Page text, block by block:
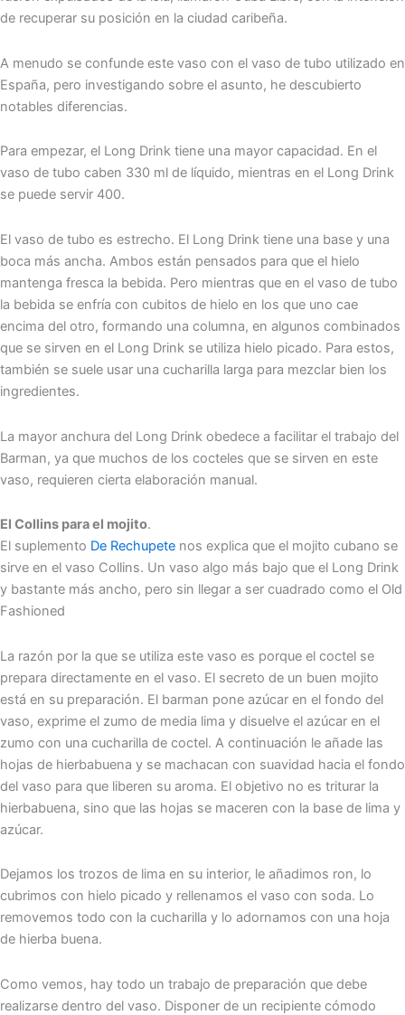
de recuperar su posición en la ciudad caribeña.
A menudo se confunde este vaso con el vaso de tubo utilizado en
España, pero investigando sobre el asunto, he descubierto
notables diferencias.
Para empezar, el Long Drink tiene una mayor capacidad. En el
vaso de tubo caben 330 ml de líquido, mientras en el Long Drink
se puede servir 400.
El vaso de tubo es estrecho. El Long Drink tiene una base y una
boca más ancha. Ambos están pensados para que el hielo
mantenga fresca la bebida. Pero mientras que en el vaso de tubo
la bebida se enfría con cubitos de hielo en los que uno cae
encima del otro, formando una columna, en algunos combinados
que se sirven en el Long Drink se utiliza hielo picado. Para estos,
también se suele usar una cucharilla larga para mezclar bien los
ingredientes.
La mayor anchura del Long Drink obedece a facilitar el trabajo del
Barman, ya que muchos de los cocteles que se sirven en este
vaso, requieren cierta elaboración manual.
El Collins para el mojito.
El suplemento De Rechupete nos explica que el mojito cubano se
sirve en el vaso Collins. Un vaso algo más bajo que el Long Drink
y bastante más ancho, pero sin llegar a ser cuadrado como el Old
Fashioned
La razón por la que se utiliza este vaso es porque el coctel se
prepara directamente en el vaso. El secreto de un buen mojito
está en su preparación. El barman pone azúcar en el fondo del
vaso, exprime el zumo de media lima y disuelve el azúcar en el
zumo con una cucharilla de coctel. A continuación le añade las
hojas de hierbabuena y se machacan con suavidad hacia el fondo
del vaso para que liberen su aroma. El objetivo no es triturar la
hierbabuena, sino que las hojas se maceren con la base de lima y
azúcar.
Dejamos los trozos de lima en su interior, le añadimos ron, lo
cubrimos con hielo picado y rellenamos el vaso con soda. Lo
removemos todo con la cucharilla y lo adornamos con una hoja
de hierba buena.
Como vemos, hay todo un trabajo de preparación que debe
realizarse dentro del vaso. Disponer de un recipiente cómodo